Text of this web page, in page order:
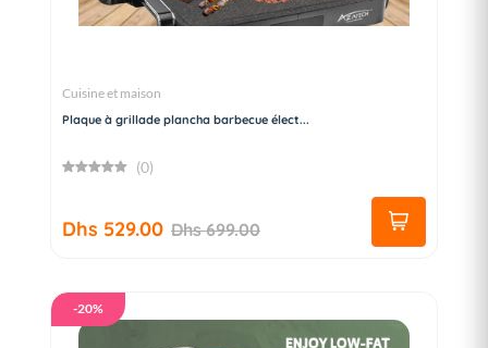
Cuisine et maison
Plaque à grillade plancha barbecue élect...
(0)
Dhs 529.00 Dhs 699.00
-20%